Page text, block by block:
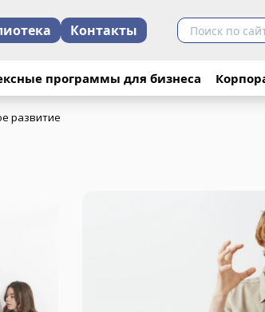
Контакты
программы для бизнеса
развитие